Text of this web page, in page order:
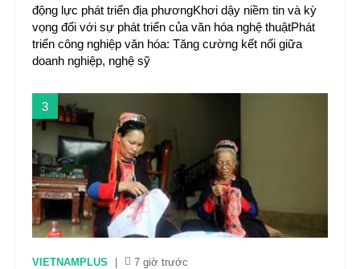
động lực phát triển địa phươngKhơi dậy niềm tin và kỳ
vọng đối với sự phát triển của văn hóa nghệ thuậtPhát
triển công nghiệp văn hóa: Tăng cường kết nối giữa
doanh nghiệp, nghệ sỹ
3
VIETNAMPLUS 7 giờ trước